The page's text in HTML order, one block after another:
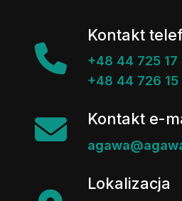
Kontakt
+48 44 725 17
+48 44 726 15
Kontakt e-
Lokalizacja